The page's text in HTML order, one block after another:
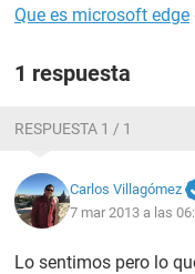
Que es microsoft edge
1 respuesta
RESPUESTA 1 / 1
Carlos Villagómez
7 mar 2013 a las
Lo sentimos pero lo